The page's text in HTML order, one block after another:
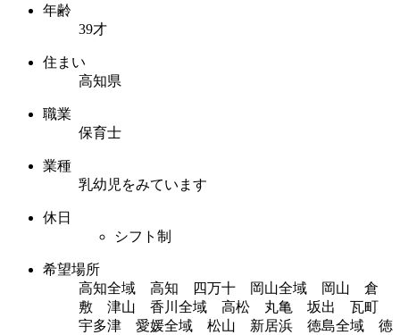
年齢
39才
住まい
高知県
職業
保育士
業種
乳幼児をみています
休日
シフト制
希望場所
高知全域 高知 四万十 岡山全域 岡山 倉
敷 津山 香川全域 高松 丸亀 坂出 瓦町
宇多津 愛媛全域 松山 新居浜 徳島全域 徳